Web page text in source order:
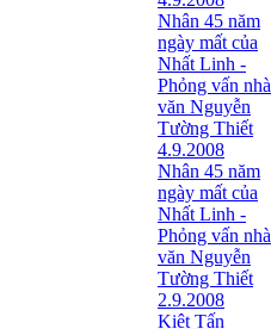
Nhân 45 năm
ngày mất của
Nhất Linh -
Phỏng vấn nhà
văn Nguyễn
Tường Thiết
4.9.2008
Nhân 45 năm
ngày mất của
Nhất Linh -
Phỏng vấn nhà
văn Nguyễn
Tường Thiết
2.9.2008
Kiệt Tấn